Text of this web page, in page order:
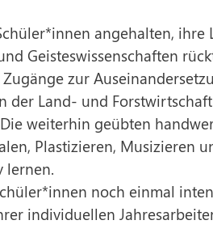
angehalten,
Geisteswissenschaften
zur
der Land- und
weiterhin geübten
Plastizieren, Musizieren
lernen.
noch einmal
individuellen